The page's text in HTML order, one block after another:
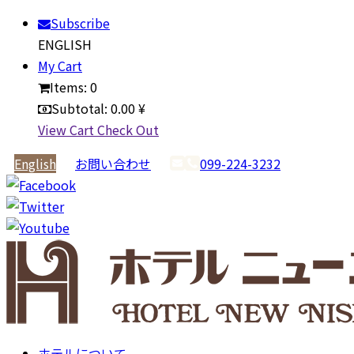
Subscribe
ENGLISH
My Cart
Items: 0
Subtotal: 0.00 ¥
View CartCheck Out
English
お問い合わせ 099-224-3232